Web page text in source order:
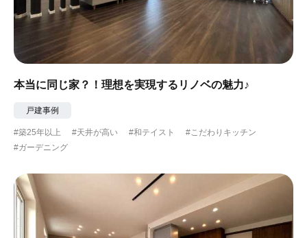
本当に同じ家？！理想を実現するリノベの魅力♪
戸建事例
#築25年以上 #天井が高い #和テイスト
#こだわりキッチン
#ガーデニング